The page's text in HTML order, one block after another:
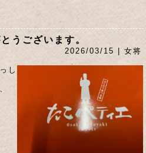
うございます。
2026/03/15 | 女将
し